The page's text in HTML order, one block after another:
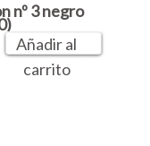
nº 3 negro
Añadir al
carrito